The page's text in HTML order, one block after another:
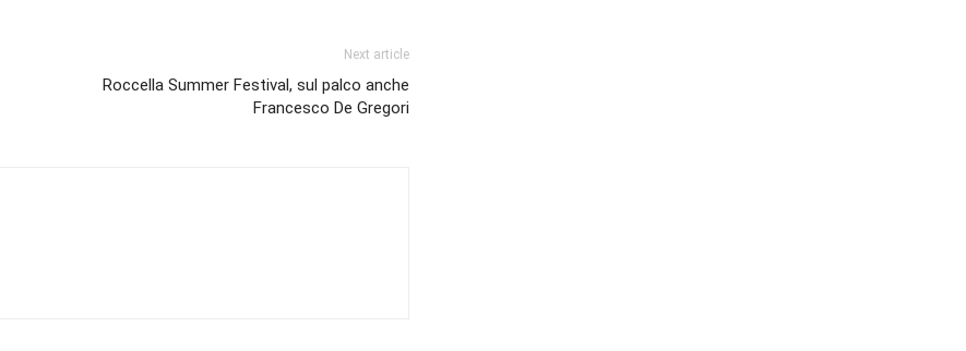
Next article
Roccella Summer Festival, sul palco anche
Francesco De Gregori